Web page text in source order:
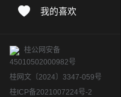
我的喜欢
桂公网安备
45010502000982号
桂网文〔2024〕3347-059号
桂ICP备2021007224号-2